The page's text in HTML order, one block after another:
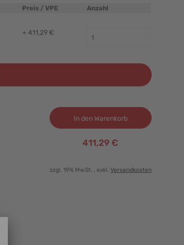
Preis / VPE Anzahl
+ 411,29 €
In den Warenkorb
411,29 €
zzgl. 19% MwSt. , exkl. Versandkosten